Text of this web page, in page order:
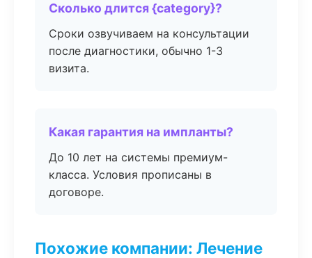
Сколько длится {category}?
Сроки озвучиваем на консультации
после диагностики, обычно 1-3
визита.
Какая гарантия на импланты?
До 10 лет на системы премиум-
класса. Условия прописаны в
договоре.
Похожие компании: Лечение